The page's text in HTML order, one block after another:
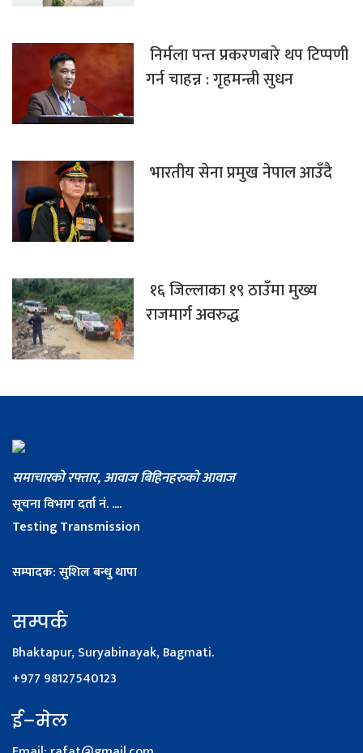
निर्मला पन्त प्रकरणबारे थप टिप्पणी
गर्न चाहन्न : गृहमन्त्री सुधन
भारतीय सेना प्रमुख नेपाल आउँदै
१६ जिल्लाका १९ ठाउँमा मुख्य
राजमार्ग अवरुद्ध
समाचारको रफ्तार, आवाज बिहिनहरुको आवाज
सूचना विभाग दर्ता नं. ....
Testing Transmission
सम्पादक: सुशिल बन्धु थापा
सम्पर्क
Bhaktapur, Suryabinayak, Bagmati.
+977 98127540123
ई–मेल